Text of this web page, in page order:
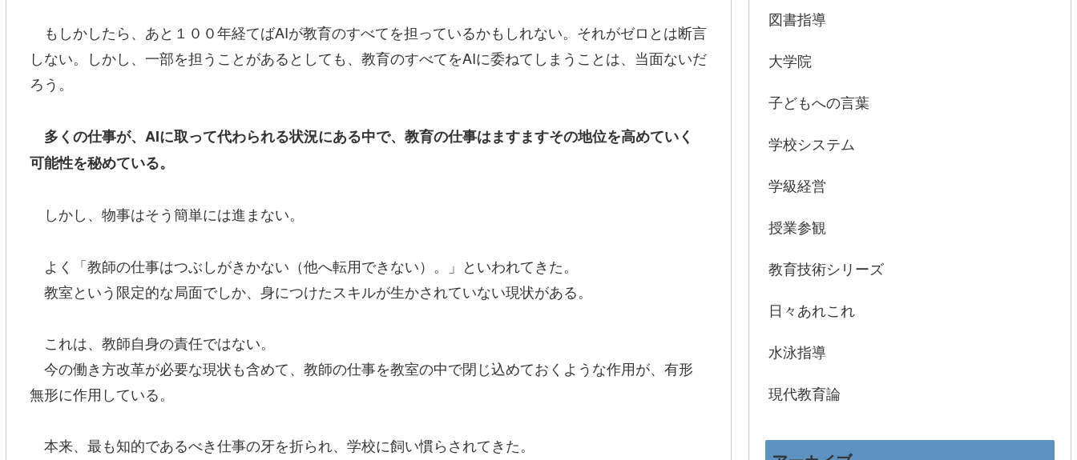
もしかしたら、あと１００年経てばAIが教育のすべてを担っているかもしれない。それがゼロとは断言
しない。しかし、一部を担うことがあるとしても、教育のすべてをAIに委ねてしまうことは、当面ないだ
ろう。
多くの仕事が、AIに取って代わられる状況にある中で、教育の仕事はますますその地位を高めていく
可能性を秘めている。
しかし、物事はそう簡単には進まない。
よく「教師の仕事はつぶしがきかない（他へ転用できない）。」といわれてきた。
教室という限定的な局面でしか、身につけたスキルが生かされていない現状がある。
これは、教師自身の責任ではない。
今の働き方改革が必要な現状も含めて、教師の仕事を教室の中で閉じ込めておくような作用が、有形
無形に作用している。
本来、最も知的であるべき仕事の牙を折られ、学校に飼い慣らされてきた。
図書指導
大学院
子どもへの言葉
学校システム
学級経営
授業参観
教育技術シリーズ
日々あれこれ
水泳指導
現代教育論